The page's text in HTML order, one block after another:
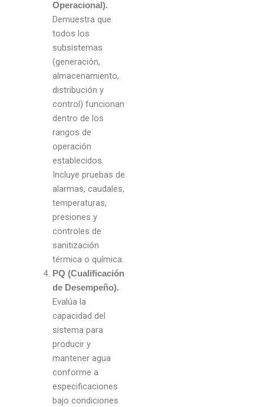
Operacional).
Demuestra que
todos los
subsistemas
(generación,
almacenamiento,
distribución y
control) funcionan
dentro de los
rangos de
operación
establecidos.
Incluye pruebas de
alarmas, caudales,
temperaturas,
presiones y
controles de
sanitización
térmica o química.
PQ (Cualificación
de Desempeño).
Evalúa la
capacidad del
sistema para
producir y
mantener agua
conforme a
especificaciones
bajo condiciones